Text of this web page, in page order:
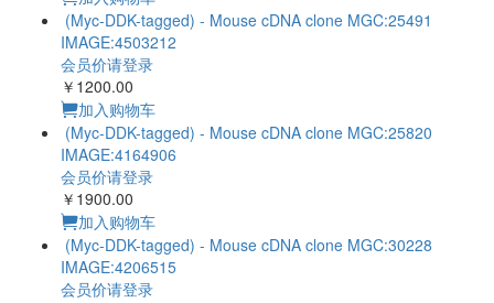
(Myc-DDK-tagged) - Mouse cDNA clone MGC:12134
IMAGE:3710576
会员价请登录
￥5230.00
加入购物车
(Myc-DDK-tagged) - Mouse cDNA clone MGC:25491
IMAGE:4503212
会员价请登录
￥1200.00
加入购物车